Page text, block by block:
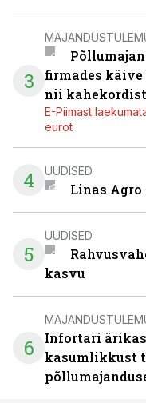
3
firmades
nii
E-Piimast
eurot
4 UUDISED
Linas
5
UUDISED
kasvu
6
Infortari
kasumlikkust